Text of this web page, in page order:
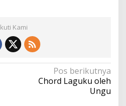
Kami
Pos berikutnya
Chord Laguku oleh
Ungu